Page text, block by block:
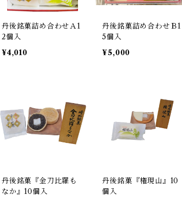
丹後銘菓詰め合わせＡ1
2個入
¥4,010
丹後銘菓詰め合わせＢ1
5個入
¥5,000
丹後銘菓『金刀比羅も
なか』10個入
丹後銘菓『権現山』10
個入